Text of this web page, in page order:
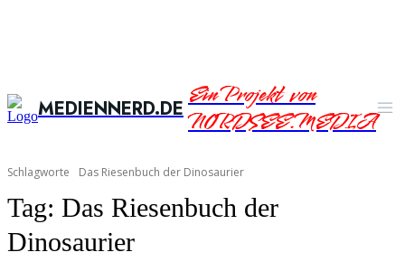
MEDIENNERD.DEEin Projekt von
NORDSEE.MEDIA
Schlagworte Das Riesenbuch der Dinosaurier
Tag: Das Riesenbuch der
Dinosaurier